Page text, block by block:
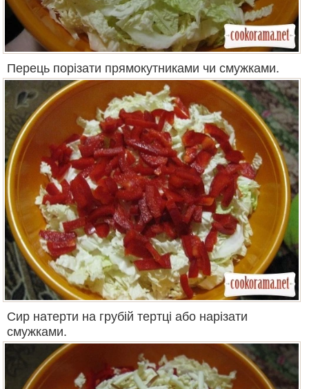
Перець порізати прямокутниками чи смужками.
Сир натерти на грубій тертці або нарізати
смужками.